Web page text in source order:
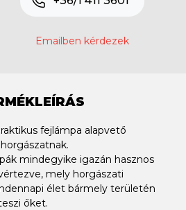
Emailben kérdezek
fejlámpa alapvető
mindegyike igazán hasznos
mely horgászati
élet bármely területén
őket.